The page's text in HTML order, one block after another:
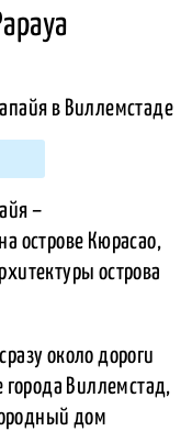
–
острове Кюрасао,
острова
около дороги
города Виллемстад,
дом